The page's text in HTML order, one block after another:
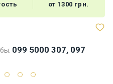
от 1300 грн.
099 5000 307, 097